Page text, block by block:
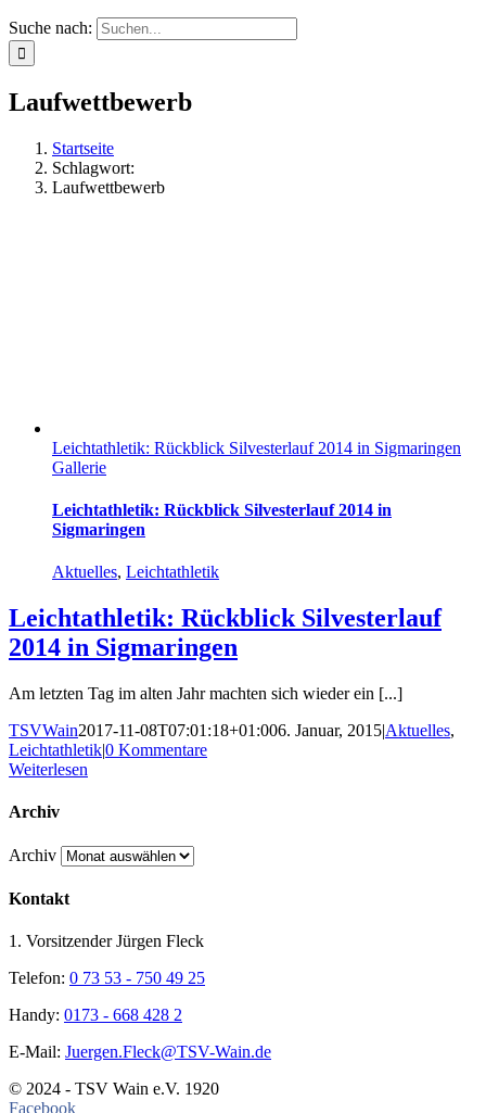
Suche nach:
Laufwettbewerb
Startseite
Schlagwort:
Laufwettbewerb
Leichtathletik: Rückblick Silvesterlauf 2014 in Sigmaringen
Gallerie
Leichtathletik: Rückblick Silvesterlauf 2014 in
Sigmaringen
Aktuelles, Leichtathletik
Leichtathletik: Rückblick Silvesterlauf
2014 in Sigmaringen
Am letzten Tag im alten Jahr machten sich wieder ein [...]
TSVWain2017-11-08T07:01:18+01:006. Januar, 2015|Aktuelles,
Leichtathletik|0 Kommentare
Weiterlesen
Archiv
Archiv
Kontakt
1. Vorsitzender Jürgen Fleck
Telefon: 0 73 53 - 750 49 25
Handy: 0173 - 668 428 2
E-Mail: Juergen.Fleck@TSV-Wain.de
© 2024 - TSV Wain e.V. 1920
Facebook